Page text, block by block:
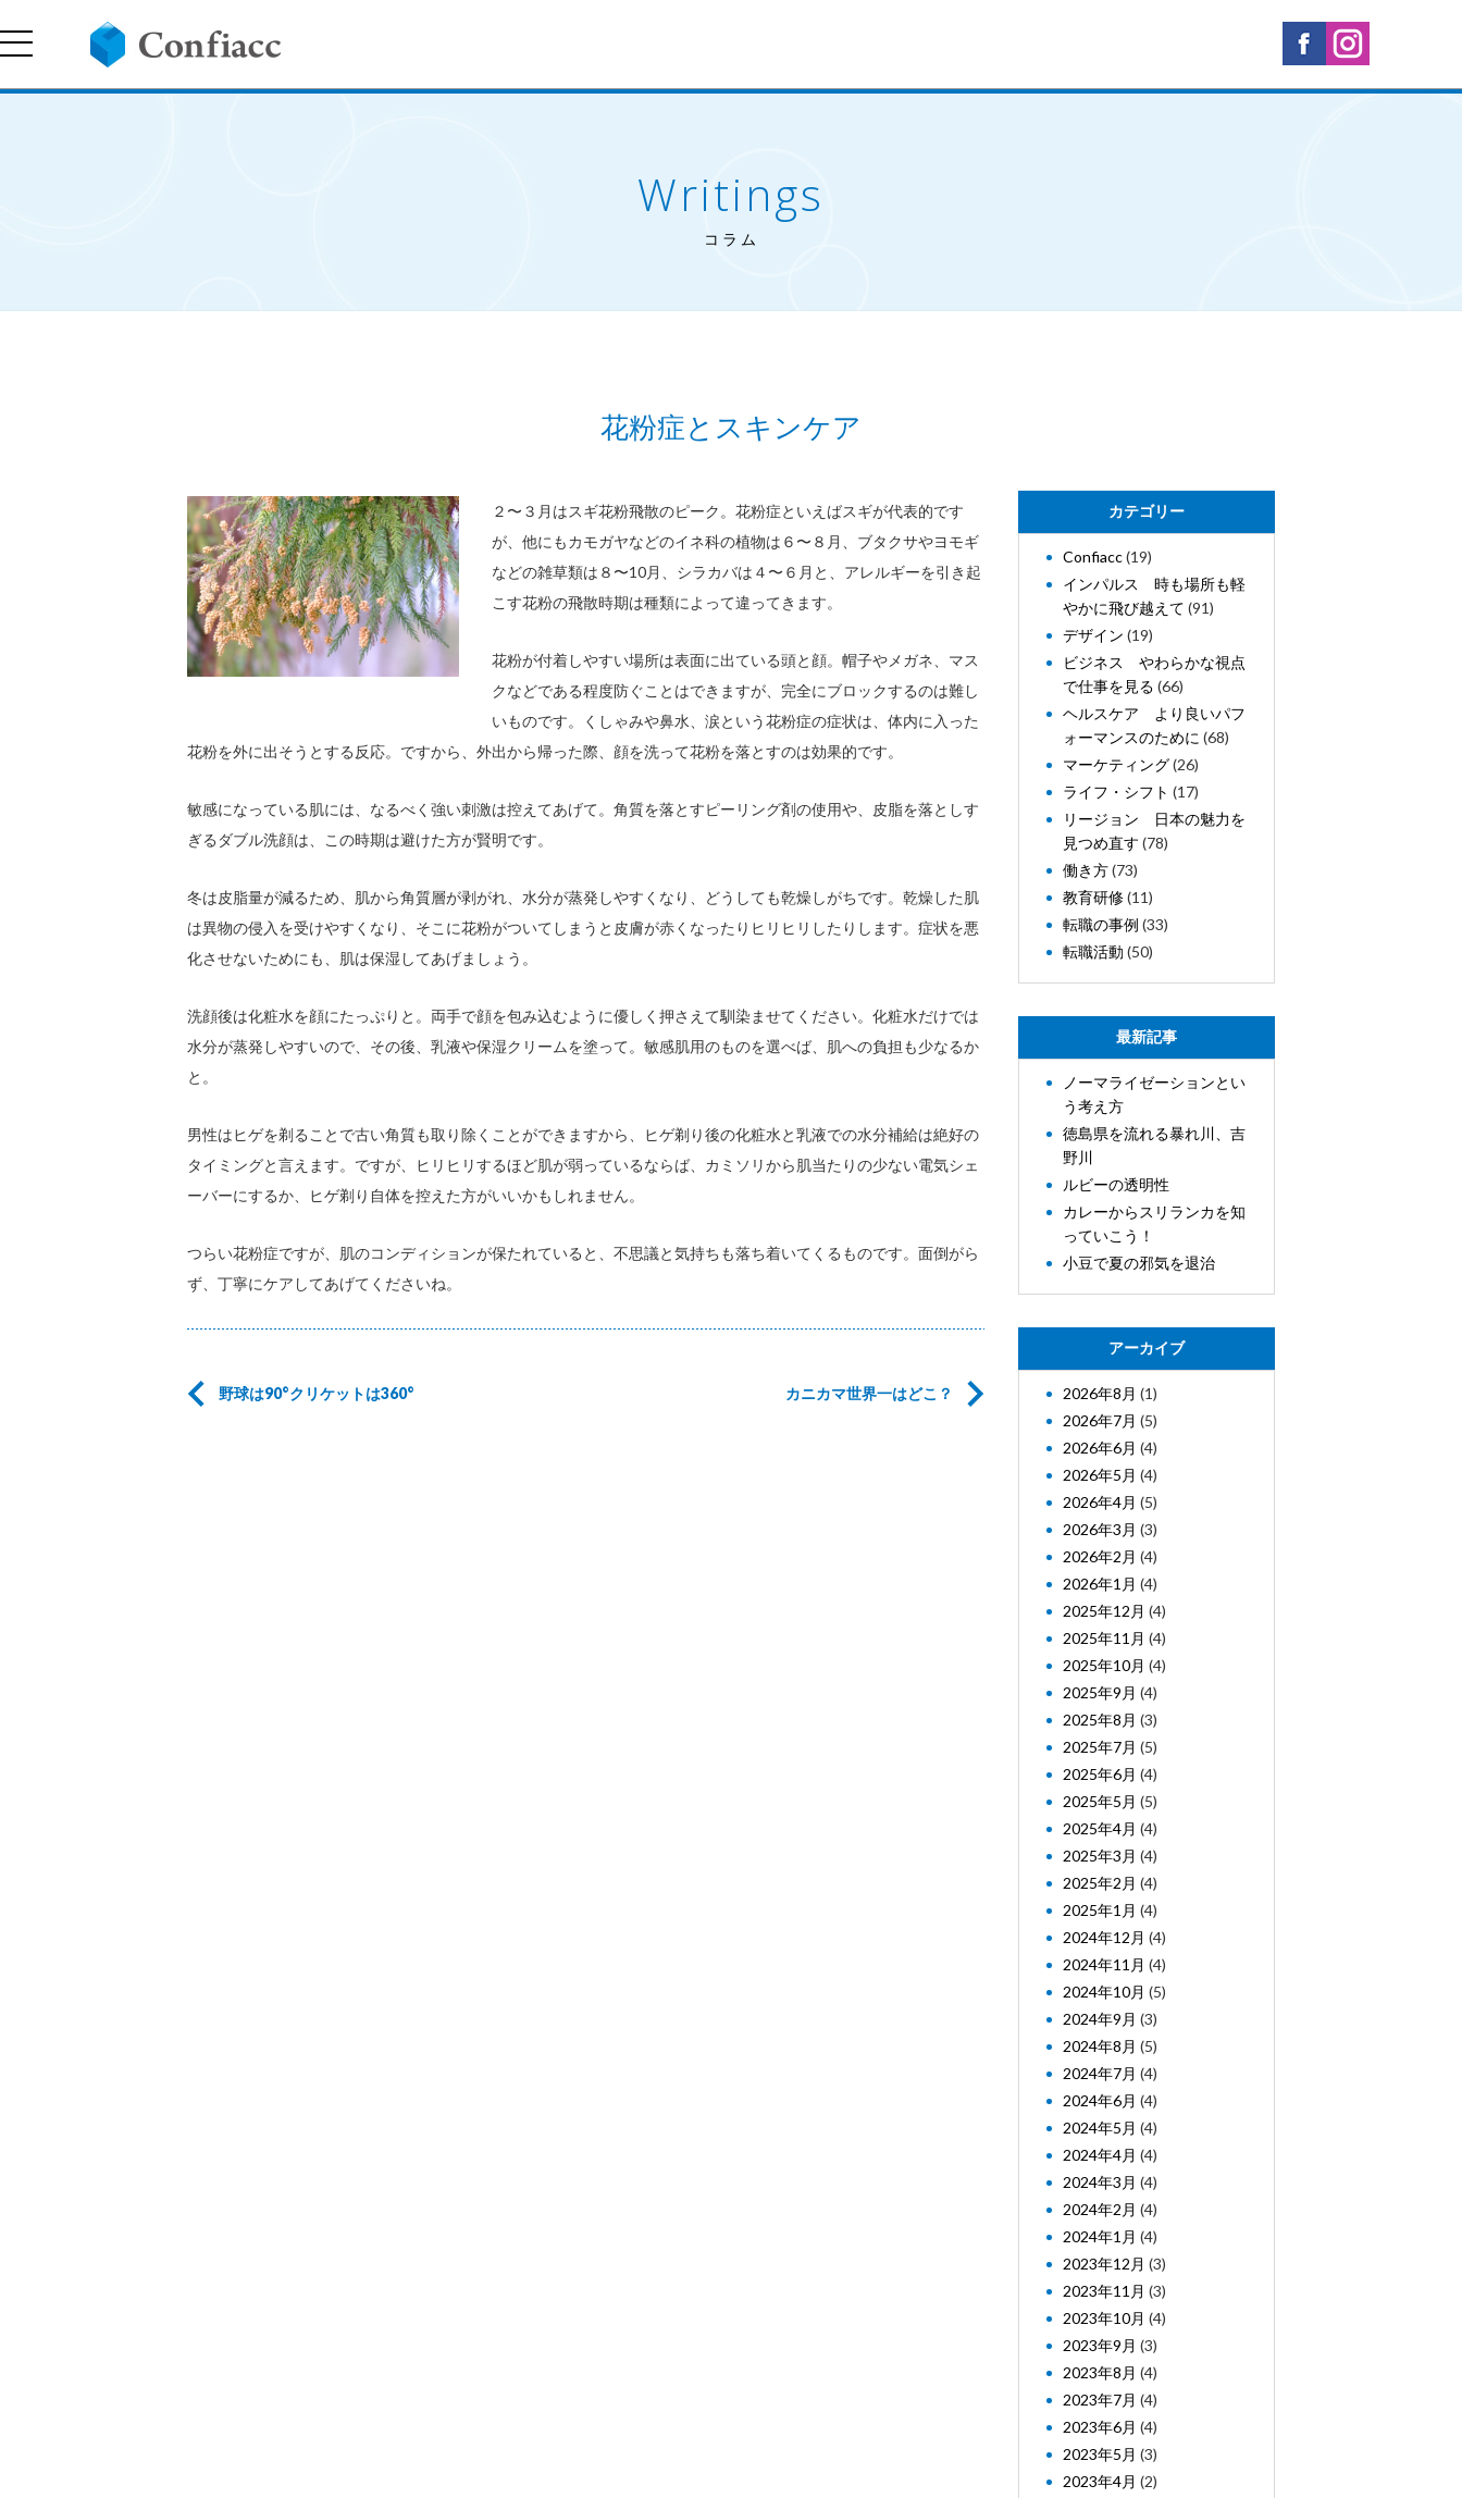
Writings
コラム
花粉症とスキンケア
２〜３月はスギ花粉飛散のピーク。花粉症といえばスギが代表的です
が、他にもカモガヤなどのイネ科の植物は６〜８月、ブタクサやヨモギ
などの雑草類は８〜10月、シラカバは４〜６月と、アレルギーを引き起
こす花粉の飛散時期は種類によって違ってきます。
花粉が付着しやすい場所は表面に出ている頭と顔。帽子やメガネ、マス
クなどである程度防ぐことはできますが、完全にブロックするのは難し
いものです。くしゃみや鼻水、涙という花粉症の症状は、体内に入った
花粉を外に出そうとする反応。ですから、外出から帰った際、顔を洗って花粉を落とすのは効果的です。
敏感になっている肌には、なるべく強い刺激は控えてあげて。角質を落とすピーリング剤の使用や、皮脂を落としす
ぎるダブル洗顔は、この時期は避けた方が賢明です。
冬は皮脂量が減るため、肌から角質層が剥がれ、水分が蒸発しやすくなり、どうしても乾燥しがちです。乾燥した肌
は異物の侵入を受けやすくなり、そこに花粉がついてしまうと皮膚が赤くなったりヒリヒリしたりします。症状を悪
化させないためにも、肌は保湿してあげましょう。
洗顔後は化粧水を顔にたっぷりと。両手で顔を包み込むように優しく押さえて馴染ませてください。化粧水だけでは
水分が蒸発しやすいので、その後、乳液や保湿クリームを塗って。敏感肌用のものを選べば、肌への負担も少なるか
と。
男性はヒゲを剃ることで古い角質も取り除くことができますから、ヒゲ剃り後の化粧水と乳液での水分補給は絶好の
タイミングと言えます。ですが、ヒリヒリするほど肌が弱っているならば、カミソリから肌当たりの少ない電気シェ
ーバーにするか、ヒゲ剃り自体を控えた方がいいかもしれません。
つらい花粉症ですが、肌のコンディションが保たれていると、不思議と気持ちも落ち着いてくるものです。面倒がら
ず、丁寧にケアしてあげてくださいね。
カニカマ世界一はどこ？
野球は90°クリケットは360°
カテゴリー
Confiacc(19)
インパルス 時も場所も軽
やかに飛び越えて (91)
デザイン (19)
ビジネス やわらかな視点
で仕事を見る (66)
ヘルスケア より良いパフ
ォーマンスのために (68)
マーケティング(26)
ライフ・シフト (17)
リージョン 日本の魅力を
見つめ直す (78)
働き方(73)
教育研修(11)
転職の事例 (33)
転職活動 (50)
最新記事
ノーマライゼーションとい
う考え方
徳島県を流れる暴れ川、吉
野川
ルビーの透明性
カレーからスリランカを知
っていこう！
小豆で夏の邪気を退治
アーカイブ
2026年8月 (1)
2026年7月 (5)
2026年6月 (4)
2026年5月 (4)
2026年4月 (5)
2026年3月 (3)
2026年2月 (4)
2026年1月 (4)
2025年12月 (4)
2025年11月 (4)
2025年10月 (4)
2025年9月 (4)
2025年8月 (3)
2025年7月 (5)
2025年6月 (4)
2025年5月 (5)
2025年4月 (4)
2025年3月 (4)
2025年2月 (4)
2025年1月 (4)
2024年12月 (4)
2024年11月 (4)
2024年10月 (5)
2024年9月 (3)
2024年8月 (5)
2024年7月 (4)
2024年6月 (4)
2024年5月 (4)
2024年4月 (4)
2024年3月 (4)
2024年2月 (4)
2024年1月 (4)
2023年12月 (3)
2023年11月 (3)
2023年10月 (4)
2023年9月 (3)
2023年8月 (4)
2023年7月 (4)
2023年6月 (4)
2023年5月 (3)
2023年4月 (2)